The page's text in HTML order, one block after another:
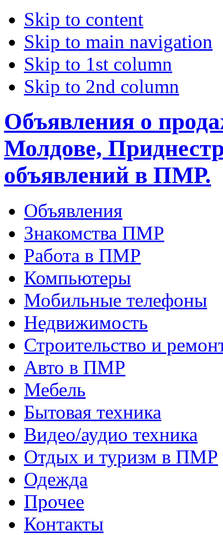
Skip to content
Skip to main navigation
Skip to 1st column
Skip to 2nd column
Объявления о
Молдове,
объявлений в ПМР.
Объявления
Знакомства ПМР
Работа в ПМР
Компьютеры
Мобильные телефоны
Недвижимость
Строительство и
Авто в ПМР
Мебель
Бытовая техника
Видео/аудио техника
Отдых и туризм в ПМР
Одежда
Прочее
Контакты